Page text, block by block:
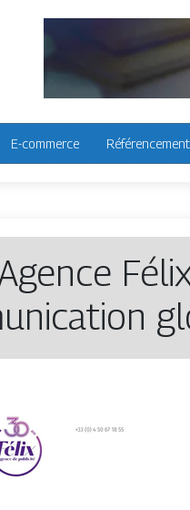
E-commerce Référencement